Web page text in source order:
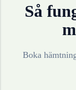
Så
Boka